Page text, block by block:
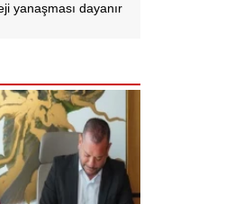
yanaşması dayanır